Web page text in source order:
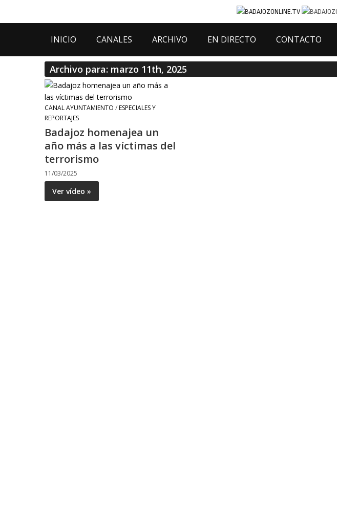
INICIO CANALES ARCHIVO EN DIRECTO CONTACTO
Archivo para: marzo 11th, 2025
CANAL AYUNTAMIENTO /ESPECIALES Y
REPORTAJES
Badajoz homenajea un
año más a las víctimas del
terrorismo
11/03/2025
Ver vídeo »